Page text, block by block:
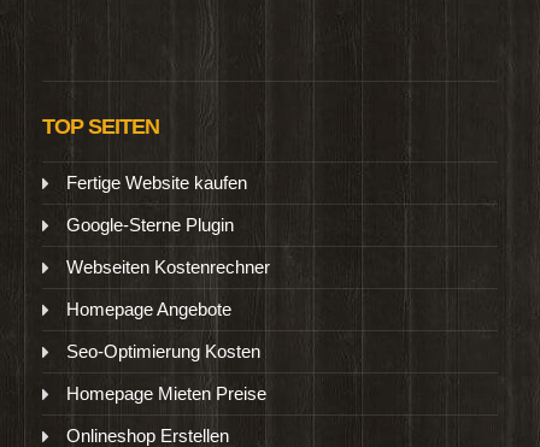
TOP SEITEN
Fertige Website kaufen
Google-Sterne Plugin
Webseiten Kostenrechner
Homepage Angebote
Seo-Optimierung Kosten
Homepage Mieten Preise
Onlineshop Erstellen